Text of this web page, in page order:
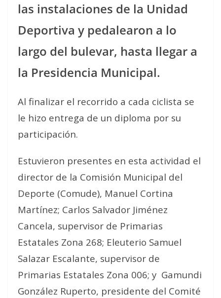
las instalaciones de la Unidad
Deportiva y pedalearon a lo
largo del bulevar, hasta llegar a
la Presidencia Municipal.
Al finalizar el recorrido a cada ciclista se
le hizo entrega de un diploma por su
participación.
Estuvieron presentes en esta actividad el
director de la Comisión Municipal del
Deporte (Comude), Manuel Cortina
Martínez; Carlos Salvador Jiménez
Cancela, supervisor de Primarias
Estatales Zona 268; Eleuterio Samuel
Salazar Escalante, supervisor de
Primarias Estatales Zona 006; y Gamundi
González Ruperto, presidente del Comité